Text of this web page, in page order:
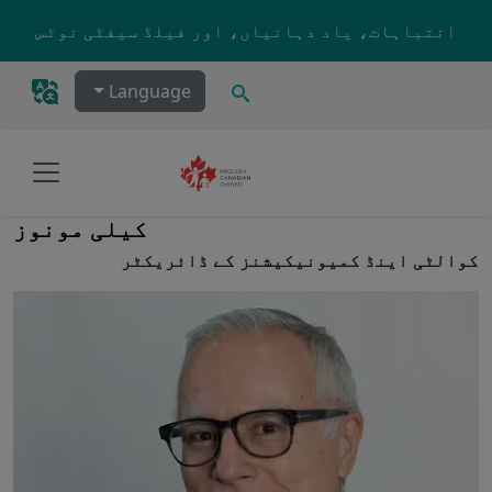
انتباہات، یاد دہانیاں، اور فیلڈ سیفٹی نوٹس
تلاش کریں۔
Language
کیلی مونوز
کوالٹی اینڈ کمیونیکیشنز کے ڈائریکٹر